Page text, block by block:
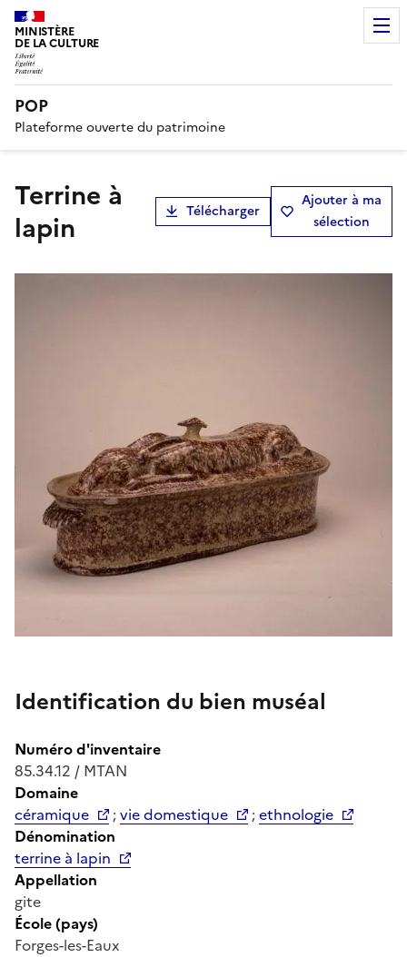
MINISTÈRE
DE LA CULTURE
POP
Plateforme ouverte du patrimoine
terrine à
lapin
Télécharger
Ajouter à ma
sélection
Identification du bien muséal
Numéro d'inventaire
85.34.12 / MTAN
Domaine
céramique
;vie domestique ;ethnologie
Dénomination
terrine à lapin
Appellation
gite
École (pays)
Forges-les-Eaux